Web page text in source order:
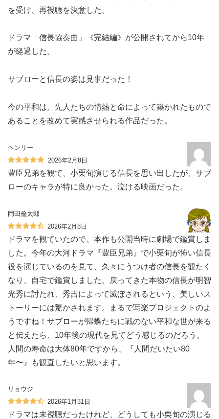
を受け、再視聴を決意した。
ドラマ「信長協奏曲」《完結編》が公開されてから10年
が経過した。
サブローと信長の姿は見事だった！
今の平和は、先人たちの情熱と命によって築かれたもので
あることを改めて実感させられる作品だった。
ヘンリー
2026年2月8日
豊臣兄弟を観て、小栗旬演じる信長を思い出したが、サブ
ローのキャラが特に良かった。泣ける映画だった。
岡田倫太郎
2026年2月8日
ドラマを観ていたので、本作も公開当時に劇場で鑑賞しま
した。今年の大河ドラマ『豊臣兄弟』で小栗旬が怖い信長
役を演じているのを見て、久々にうつけ者の信長を観たく
なり、自宅で鑑賞しました。戻ってきた本物の信長が明智
光秀に討たれ、秀吉によって滅ぼされるという、美しいス
トーリーには驚かされます。まるで写楽プロジェクトのよ
うですね！サブローが帰蝶たちに戦のない平和な世が来る
と伝えたら、10年後の現代を見てどう感じるのだろう。
人間の寿命は大体80年ですから、『人間だいたい80
年〜』も観直したいと思います。
リョウジ
2026年1月31日
ドラマは未視聴だったけれど、どうしても小栗旬の演じる